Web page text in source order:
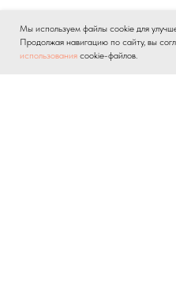
Мы используем файлы cookie для
Продолжая навигацию по сайту, вы
использования cookie-файлов.